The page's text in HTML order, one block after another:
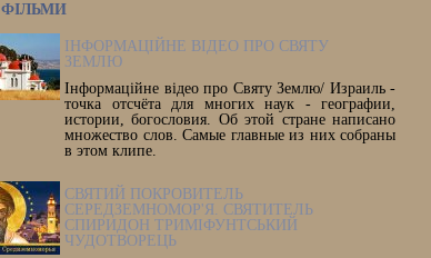
ФІЛЬМИ
ІНФОРМАЦІЙНЕ ВІДЕО ПРО СВЯТУ
ЗЕМЛЮ
Інформаційне відео про Святу Землю/ Израиль -
точка отсчёта для многих наук - географии,
истории, богословия. Об этой стране написано
множество слов. Самые главные из них собраны
в этом клипе.
СВЯТИЙ ПОКРОВИТЕЛЬ
СЕРЕДЗЕМНОМОР'Я. СВЯТИТЕЛЬ
СПИРИДОН ТРИМІФУНТСЬКИЙ
ЧУДОТВОРЕЦЬ